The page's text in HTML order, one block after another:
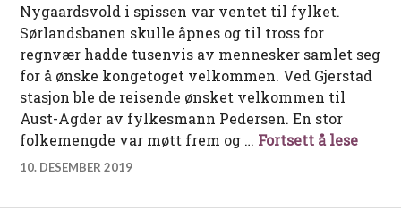
Nygaardsvold i spissen var ventet til fylket.
Sørlandsbanen skulle åpnes og til tross for
regnvær hadde tusenvis av mennesker samlet seg
for å ønske kongetoget velkommen. Ved Gjerstad
stasjon ble de reisende ønsket velkommen til
Aust-Agder av fylkesmann Pedersen. En stor
folkemengde var møtt frem og … Fortsett å leseDa
10. DESEMBER 2019